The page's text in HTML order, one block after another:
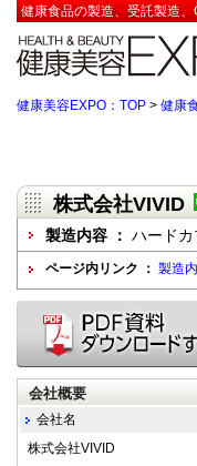
健康食品の製造、受託製造
健康美容EXPO：TOP > 健康
株式会社VIVID
製造内容 ： ハード
ページ内リンク ： 製造
会社概要
会社名
株式会社VIVID